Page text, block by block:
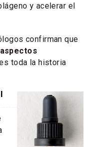
y acelerar el
confirman que
toda la historia